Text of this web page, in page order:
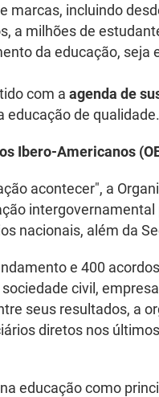
marcas, incluindo
a milhões de
da educação,
com a agenda de
educação de qualidade.
Ibero-Americanos
acontecer", a
nacionais, além da
e 400
civil,
seus resultados, a
diretos nos
educação como